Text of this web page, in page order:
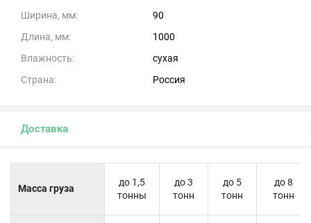
Ширина, мм:
90
Длина, мм:
1000
Влажность:
сухая
Страна:
Россия
Доставка
Масса груза
до 1,5
тонны
до 3
тонн
до 5
тонн
до 8
тонн